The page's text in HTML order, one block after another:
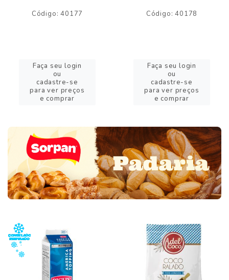
Código: 40177
Faça seu login
ou
cadastre-se
para ver preços
e comprar
Código: 40178
Faça seu login
ou
cadastre-se
para ver preços
e comprar